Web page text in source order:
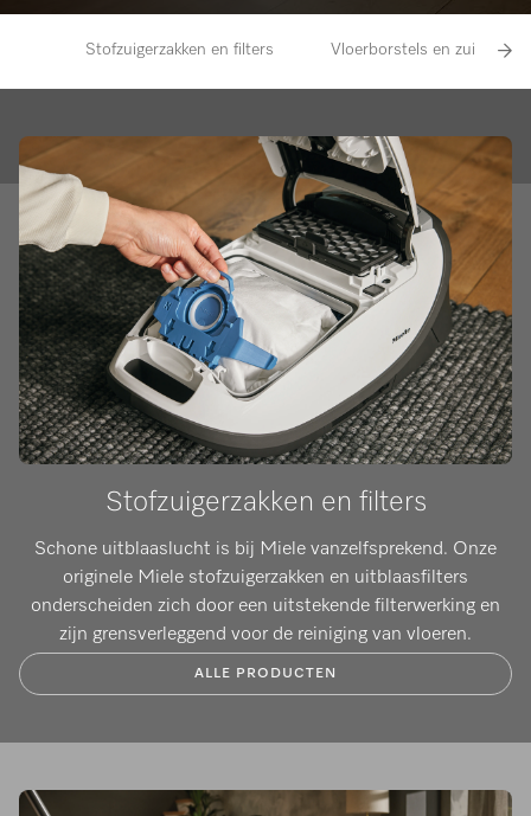
Stofzuigerzakken en filters Vloerborstels en
Stofzuigerzakken en filters
Schone uitblaaslucht is bij Miele vanzelfsprekend. Onze
originele Miele stofzuigerzakken en uitblaasfilters
onderscheiden zich door een uitstekende filterwerking en
zijn grensverleggend voor de reiniging van vloeren.
ALLE PRODUCTEN